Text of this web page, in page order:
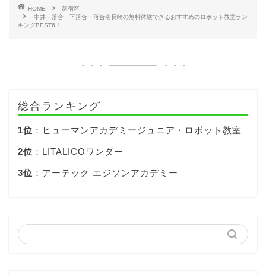
HOME
新宿区
中井・落合・下落合・落合南長崎の無料体験できるおすすめのロボット教室ラン
キングBEST6！
総合ランキング
1位 ：ヒューマンアカデミージュニア・ロボット教室
2位 ：LITALICOワンダー
3位 ：アーテック エジソンアカデミー